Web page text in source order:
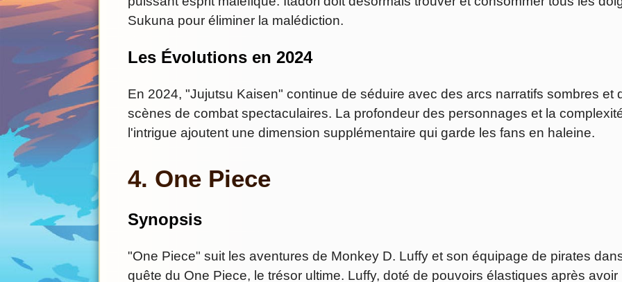
Sukuna pour éliminer la malédiction.
Les Évolutions en 2024
En 2024, "Jujutsu Kaisen" continue de séduire avec des arcs narratifs sombres et
scènes de combat spectaculaires. La profondeur des personnages et la
l'intrigue ajoutent une dimension supplémentaire qui garde les fans en haleine.
4. One Piece
Synopsis
"One Piece" suit les aventures de Monkey D. Luffy et son équipage de pirates
quête du One Piece, le trésor ultime. Luffy, doté de pouvoirs élastiques après avoir